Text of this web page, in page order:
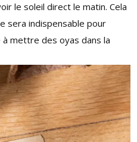
le soleil direct le matin. Cela
sera indispensable pour
à mettre des oyas dans la